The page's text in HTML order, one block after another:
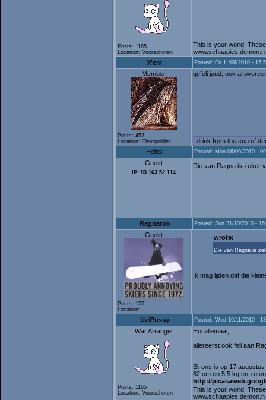
Posts: 1165
Location: Voorschoten
This is your world.
www.schaapies.demon.n
X'em
Posted: Fri 11/06/2010 -
Member
Posts: 453
Location: Flevopolder
gefeli juud, ook al
I drink from the cup of
Helox
Posted: Mon 06/09/2010 -
Guest
IP: 83.163.52.114
Die van Ragna is zeker
Ragnarok Posted: Sun 31/10/2010 -
Guest
Posts: 155
Location:
wrote:
Die van Ragna is
Ik mag lijden dat die
UziPussy Posted: Wed 10/11/2010 -
War Arranger
Posts: 1165
Location: Voorschoten
Hoi allemaal,
allereerst ook feli aan
Bij ons is op 17
62 cm en 5,5 kg en zo
http://
This is your world.
www.schaapies.demon.n